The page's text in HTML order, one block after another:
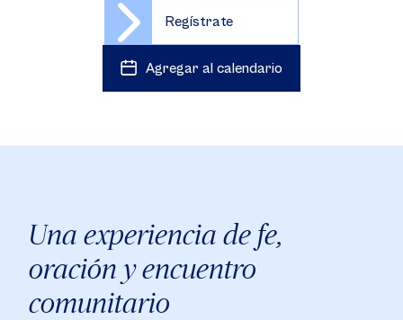
Regístrate
Agregar al calendario
Una experiencia de fe,
oración y encuentro
comunitario